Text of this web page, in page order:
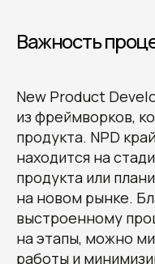
Важность
New Product
из фреймворков,
продукта. NPD
находится на
продукта или
на новом рынке.
выстроенному
на этапы, можно
работы и